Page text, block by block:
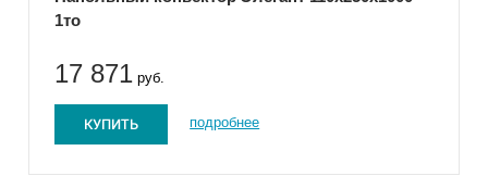
1то
17 871 руб.
КУПИТЬ подробнее